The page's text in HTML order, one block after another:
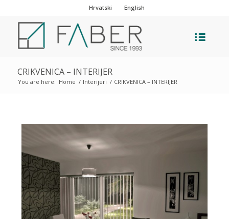
Hrvatski English
CRIKVENICA – INTERIJER
You are here: Home / Interijeri / CRIKVENICA – INTERIJER